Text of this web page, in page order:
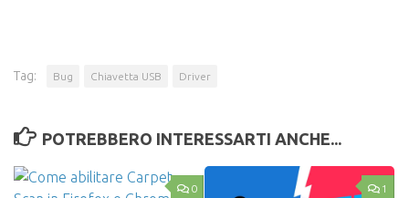
Tag: Bug Chiavetta USB Driver
POTREBBERO INTERESSARTI ANCHE...
0 1